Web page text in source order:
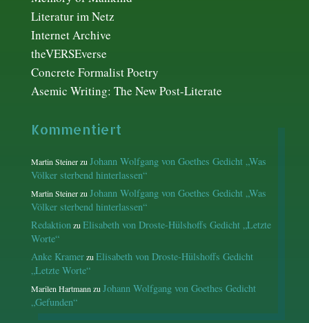
Literatur im Netz
Internet Archive
theVERSEverse
Concrete Formalist Poetry
Asemic Writing: The New Post-Literate
Kommentiert
Martin SteinerzuJohann Wolfgang von Goethes Gedicht „Was
Völker sterbend hinterlassen“
Martin SteinerzuJohann Wolfgang von Goethes Gedicht „Was
Völker sterbend hinterlassen“
RedaktionzuElisabeth von Droste-Hülshoffs Gedicht „Letzte
Worte“
Anke KramerzuElisabeth von Droste-Hülshoffs Gedicht
„Letzte Worte“
Marilen HartmannzuJohann Wolfgang von Goethes Gedicht
„Gefunden“